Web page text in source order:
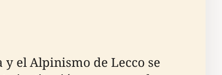
el Alpinismo de Lecco se